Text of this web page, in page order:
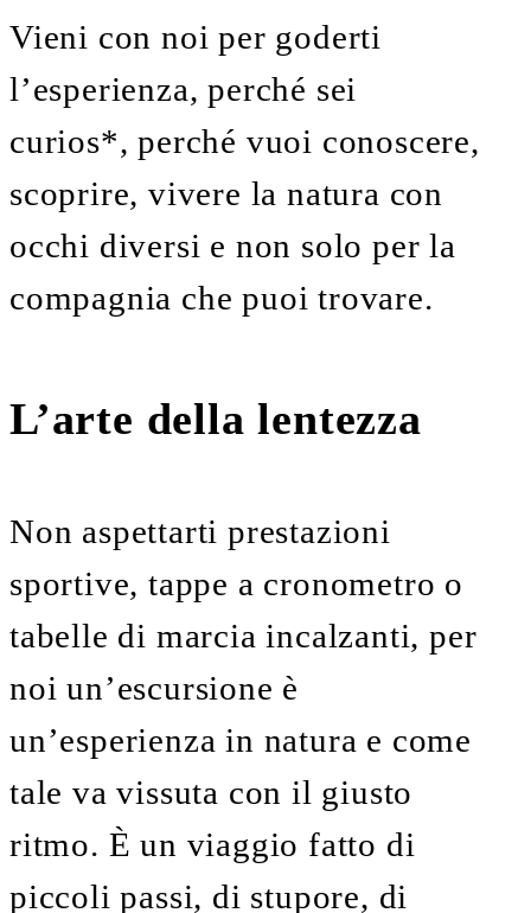
Vieni con noi per goderti
l’esperienza, perché sei
curios*, perché vuoi conoscere,
scoprire, vivere la natura con
occhi diversi e non solo per la
compagnia che puoi trovare.
L’arte della lentezza
Non aspettarti prestazioni
sportive, tappe a cronometro o
tabelle di marcia incalzanti, per
noi un’escursione è
un’esperienza in natura e come
tale va vissuta con il giusto
ritmo. È un viaggio fatto di
piccoli passi, di stupore, di